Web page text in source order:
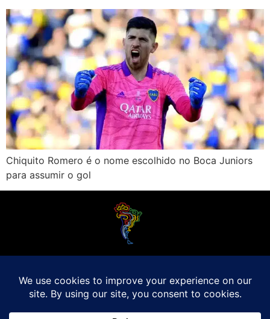
Chiquito Romero é o nome escolhido no Boca Juniors
para assumir o gol
quer mesmo é saber de tudo, desde a final do Brasileirão até a 5a rodada do
Peruano, com a mesma seriedade e com a mesma paixão.Leia Mais
Entre em contato conosco:comercial@futebolatino.com.br